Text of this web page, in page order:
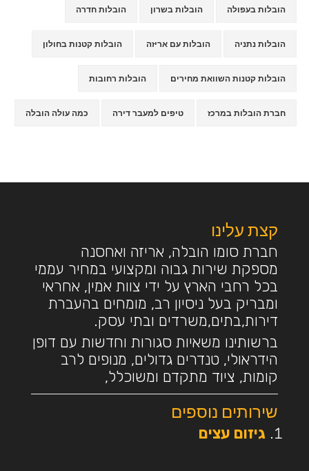
הובלות בעפולה הובלות בשרון הובלות חדרה
הובלות נתניה הובלות עם אריזה הובלות קטנות בחולון
הובלות קטנות השוואת מחירים הובלות רחובות
חברת הובלות במרכז טיפים למעבר דירה כמה עולה הובלה
קצת עלינו
חברת סומו הובלה, אריזה ואחסנה
מספקת שירות גבוה ומקצועי במחיר עממי
בכל רחבי הארץ על ידי צוות אמין, אחראי
ומבריק בעל ניסיון רב, מומחים בהעברת
דירות,בתים,משרדים ובתי עסק.
ברשותינו משאיות סגורות וחדשות עם דופן
הידראולי, טנדרים גדולים, מנופים לרב
קומות, ציוד מתקדם ומשוכלל,
שירותים נוספים
גיזום עצים